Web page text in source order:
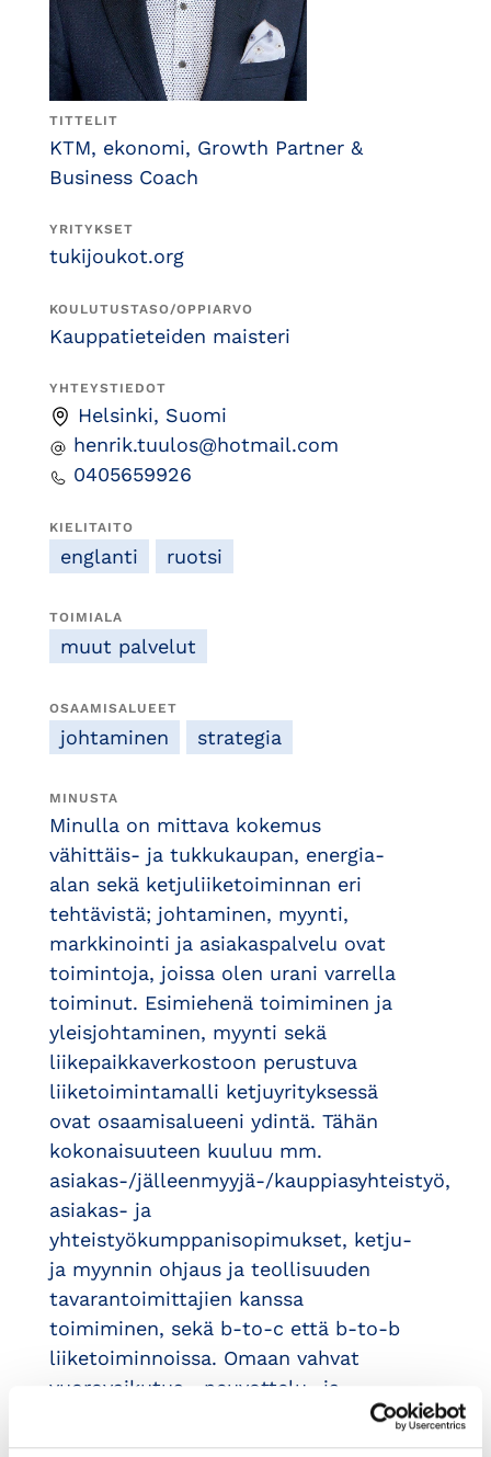
TITTELIT
KTM, ekonomi, Growth Partner &
Business Coach
YRITYKSET
tukijoukot.org
KOULUTUSTASO/OPPIARVO
Kauppatieteiden maisteri
YHTEYSTIEDOT
Helsinki, Suomi
henrik.tuulos@hotmail.com
0405659926
KIELITAITO
englanti ruotsi
TOIMIALA
muut palvelut
OSAAMISALUEET
johtaminen strategia
MINUSTA
Minulla on mittava kokemus
vähittäis- ja tukkukaupan, energia-
alan sekä ketjuliiketoiminnan eri
tehtävistä; johtaminen, myynti,
markkinointi ja asiakaspalvelu ovat
toimintoja, joissa olen urani varrella
toiminut. Esimiehenä toimiminen ja
yleisjohtaminen, myynti sekä
liikepaikkaverkostoon perustuva
liiketoimintamalli ketjuyrityksessä
ovat osaamisalueeni ydintä. Tähän
kokonaisuuteen kuuluu mm.
asiakas-/jälleenmyyjä-/kauppiasyhteistyö,
asiakas- ja
yhteistyökumppanisopimukset, ketju-
ja myynnin ohjaus ja teollisuuden
tavarantoimittajien kanssa
toimiminen, sekä b-to-c että b-to-b
liiketoiminnoissa. Omaan vahvat
vuorovaikutus-, neuvottelu- ja
tiiminvetotaidot. Parhaimmillani olen
erilaisten ihmisten kanssa yhteisiin